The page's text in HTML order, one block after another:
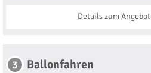
Details zum Angebot
3 Ballonfahren